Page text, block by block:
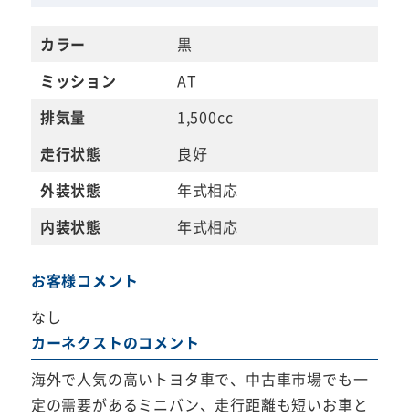
カラー
黒
ミッション
AT
排気量
1,500cc
走行状態
良好
外装状態
年式相応
内装状態
年式相応
お客様コメント
なし
カーネクストのコメント
海外で人気の高いトヨタ車で、中古車市場でも一
定の需要があるミニバン、走行距離も短いお車と